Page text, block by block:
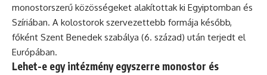
monostorszerű közösségeket alakítottak ki Egyiptomban és
Szíriában. A kolostorok szervezettebb formája később,
főként Szent Benedek szabálya (6. század) után terjedt el
Európában.
Lehet-e egy intézmény egyszerre monostor és